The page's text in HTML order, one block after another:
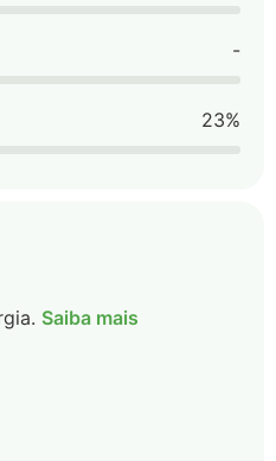
-
23%
Saiba mais